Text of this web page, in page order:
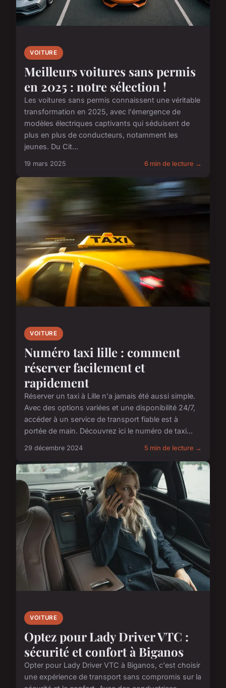
VOITURE
Meilleurs voitures sans permis
en 2025 : notre sélection !
Les voitures sans permis connaissent une véritable
transformation en 2025, avec l'émergence de
modèles électriques captivants qui séduisent de
plus en plus de conducteurs, notamment les
jeunes. Du Cit...
19 mars 2025 6 min de lecture →
VOITURE
Numéro taxi lille : comment
réserver facilement et
rapidement
Réserver un taxi à Lille n'a jamais été aussi simple.
Avec des options variées et une disponibilité 24/7,
accéder à un service de transport fiable est à
portée de main. Découvrez ici le numéro de taxi...
29 décembre 2024 5 min de lecture →
VOITURE
Optez pour Lady Driver VTC :
sécurité et confort à Biganos
Opter pour Lady Driver VTC à Biganos, c'est choisir
une expérience de transport sans compromis sur la